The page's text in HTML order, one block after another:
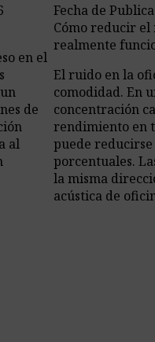
en el
de
al
Fecha de
Cómo reducir
realmente
El ruido en la
comodidad. En
concentración
rendimiento en
puede reducirse
porcentuales.
la misma
acústica de